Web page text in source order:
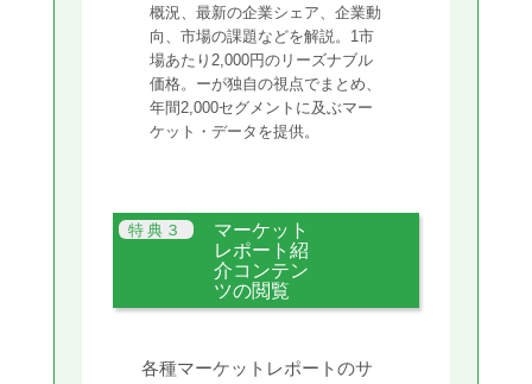
概況、最新の企業シェア、企業動
向、市場の課題などを解説。1市
場あたり2,000円のリーズナブル
価格。ーが独自の視点でまとめ、
年間2,000セグメントに及ぶマー
ケット・データを提供。
マーケット
レポート紹
介コンテン
ツの閲覧
各種マーケットレポートのサ